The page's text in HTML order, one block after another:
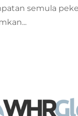
semula